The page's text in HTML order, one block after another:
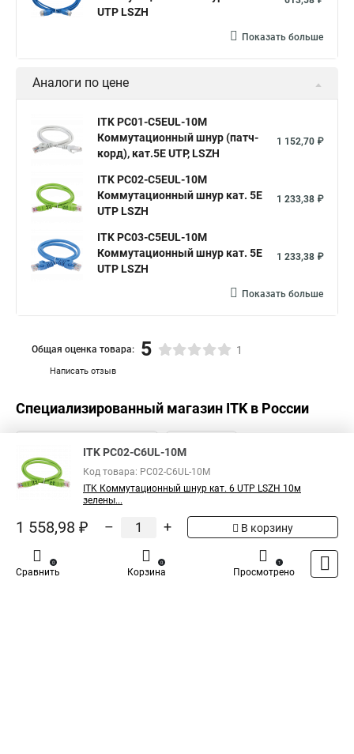
UTP LSZH
Показать больше
Аналоги по цене
ITK PC01-C5EUL-10M
Коммутационный шнур (патч-
корд), кат.5Е UTP, LSZH
1 152,70 ₽
ITK PC02-C5EUL-10M
Коммутационный шнур кат. 5Е
UTP LSZH
1 233,38 ₽
ITK PC03-C5EUL-10M
Коммутационный шнур кат. 5Е
UTP LSZH
1 233,38 ₽
Показать больше
Написать отзыв
Общая оценка товара: 5 1
Специализированный магазин ITKв России
ITK PC02-C6UL-10M
Код товара: PC02-C6UL-10M
ITK Коммутационный шнур кат. 6 UTP LSZH 10м
зелены...
1 558,98 ₽ – + В корзину
Сравнить
0
Корзина
0
Просмотрено
1